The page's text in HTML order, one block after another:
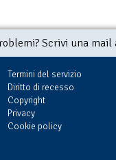
Scrivi una
Termini del servizio
Diritto di recesso
Copyright
Privacy
Cookie policy